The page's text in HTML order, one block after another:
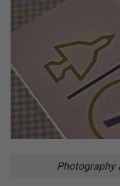
Photography